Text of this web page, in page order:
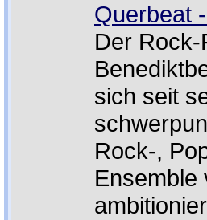
Querbeat
Der Rock-
sich seit
Rock-,
Ensemble